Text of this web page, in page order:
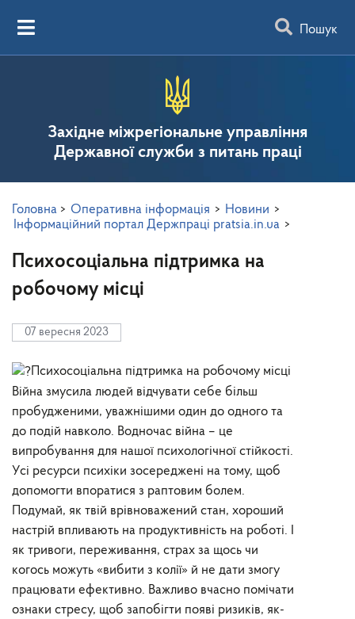
Пошук
Західне міжрегіональне управління
Державної служби з питань праці
Головна > Оперативна інформація > Новини >
Інформаційний портал Держпраці pratsia.in.ua >
Психосоціальна підтримка на
робочому місці
07 вересня 2023
Психосоціальна підтримка на робочому місці
Війна змусила людей відчувати себе більш
пробудженими, уважнішими один до одного та
до подій навколо. Водночас війна – це
випробування для нашої психологічної стійкості.
Усі ресурси психіки зосереджені на тому, щоб
допомогти впоратися з раптовим болем.
Подумай, як твій врівноважений стан, хороший
настрій впливають на продуктивність на роботі. І
як тривоги, переживання, страх за щось чи
когось можуть «вибити з колії» й не дати змогу
працювати ефективно. Важливо вчасно помічати
ознаки стресу, щоб запобігти появі ризиків, як-